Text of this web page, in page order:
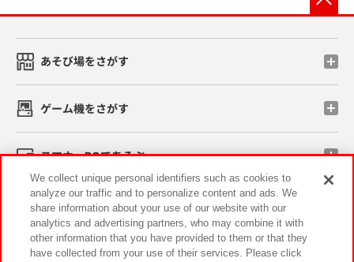
あそび場をさがす
ゲーム機をさがす
スマホ・PCであそぶ
イベント・キャンペーン
We collect unique personal identifiers such as cookies to
analyze our traffic and to personalize content and ads. We
share information about your use of our website with our
analytics and advertising partners, who may combine it with
other information that you have provided to them or that they
have collected from your use of their services. Please click